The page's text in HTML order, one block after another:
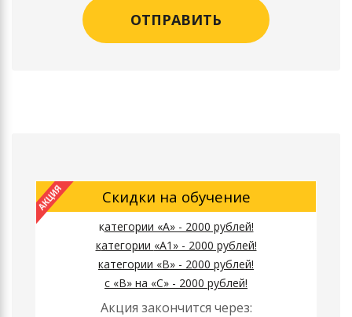
Скидки на обучение
категории «А» - 2000 рублей!
категории «А1» - 2000 рублей!
категории «B» - 2000 рублей!
с «B» на «C» - 2000 рублей!
Акция закончится через: